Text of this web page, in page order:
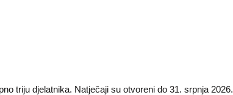
triju djelatnika. Natječaji su otvoreni do 31. srpnja